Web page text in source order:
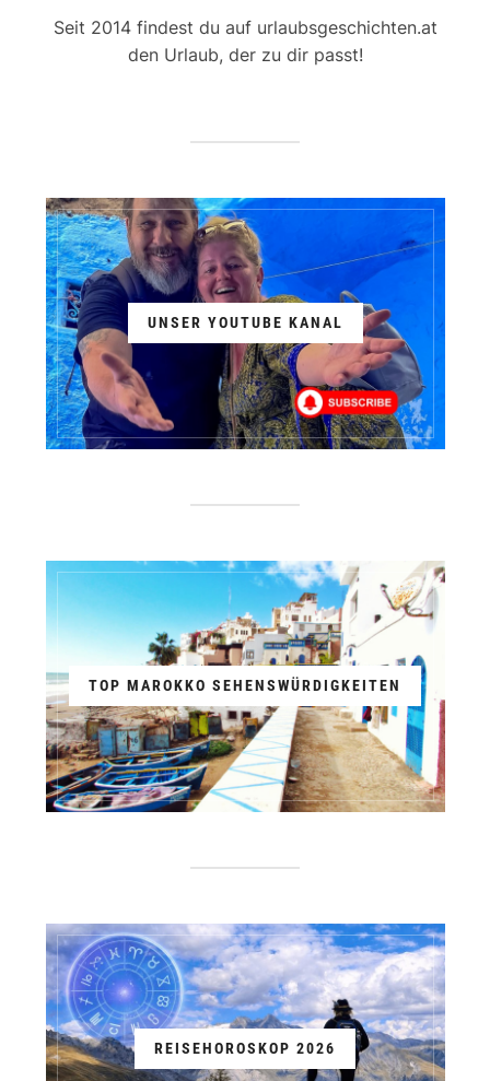
Seit 2014 findest du auf urlaubsgeschichten.at
den Urlaub, der zu dir passt!
UNSER YOUTUBE KANAL
TOP MAROKKO SEHENSWÜRDIGKEITEN
REISEHOROSKOP 2026